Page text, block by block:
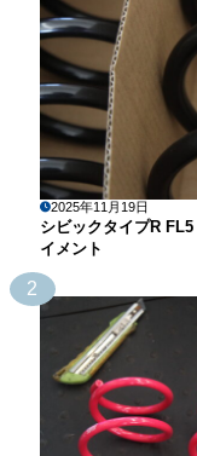
2025年11月19日
シビックタイプR
イメント
2